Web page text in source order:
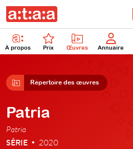
À propos Prix Œuvres Annuaire
Répertoire des œuvres
Patria
Patria
SÉRIE • 2020